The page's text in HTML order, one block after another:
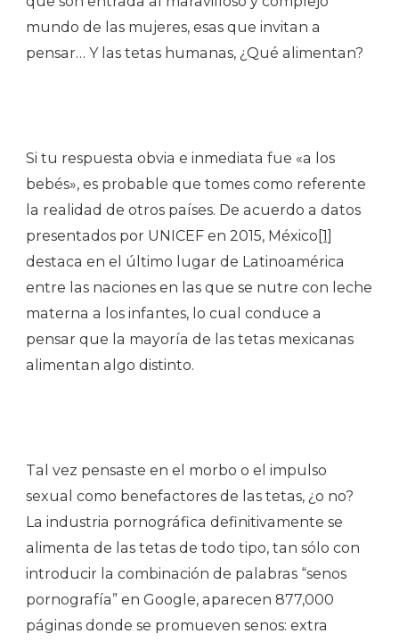
mundo de las mujeres, esas que invitan a
pensar… Y las tetas humanas, ¿Qué alimentan?
Si tu respuesta obvia e inmediata fue «a los
bebés», es probable que tomes como referente
la realidad de otros países. De acuerdo a datos
presentados por UNICEF en 2015, México [1]
destaca en el último lugar de Latinoamérica
entre las naciones en las que se nutre con leche
materna a los infantes, lo cual conduce a
pensar que la mayoría de las tetas mexicanas
alimentan algo distinto.
Tal vez pensaste en el morbo o el impulso
sexual como benefactores de las tetas, ¿o no?
La industria pornográfica definitivamente se
alimenta de las tetas de todo tipo, tan sólo con
introducir la combinación de palabras “senos
pornografía” en Google, aparecen 877,000
páginas donde se promueven senos: extra